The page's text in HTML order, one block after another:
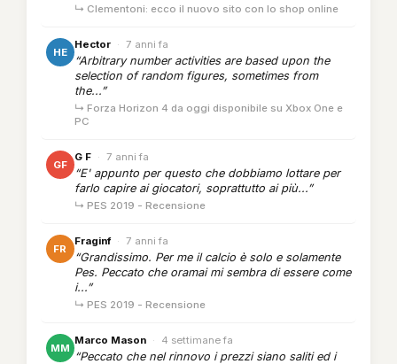
↳ Clementoni: ecco il nuovo sito con lo shop online
HE
Hector · 7 anni fa
“Arbitrary number activities are based upon the
selection of random figures, sometimes from
the...”
↳ Forza Horizon 4 da oggi disponibile su Xbox One e
PC
GF
G F · 7 anni fa
“E' appunto per questo che dobbiamo lottare per
farlo capire ai giocatori, soprattutto ai più...”
↳ PES 2019 - Recensione
FR
Fraginf · 7 anni fa
“Grandissimo. Per me il calcio è solo e solamente
Pes. Peccato che oramai mi sembra di essere come
i...”
↳ PES 2019 - Recensione
MM
Marco Mason · 4 settimane fa
“Peccato che nel rinnovo i prezzi siano saliti ed i